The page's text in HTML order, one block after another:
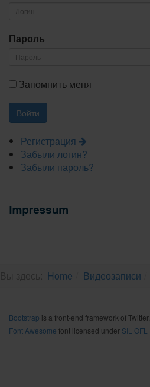
Пароль
Запомнить меня
Регистрация
Забыли логин?
Забыли пароль?
Home Видеозаписи
Bootstrap is a front-end framework of
Font Awesome font licensed under SIL OFL